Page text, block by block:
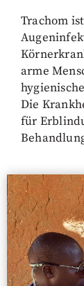
Trachom
arme
Die
für